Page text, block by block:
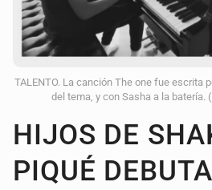
TALENTO. La canción The one fue escrita
del tema, y con Sasha a la batería.
HIJOS DE
PIQUÉ